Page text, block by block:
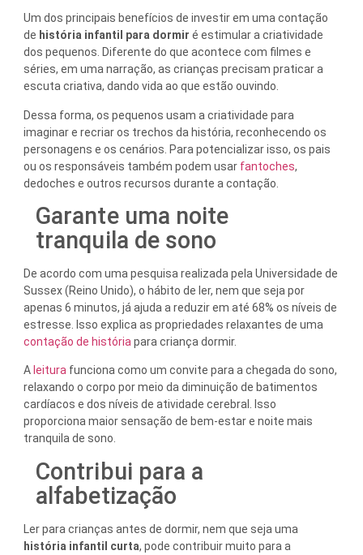
Um dos principais benefícios de investir em uma contação
de história infantil para dormir é estimular a criatividade
dos pequenos. Diferente do que acontece com filmes e
séries, em uma narração, as crianças precisam praticar a
escuta criativa, dando vida ao que estão ouvindo.
Dessa forma, os pequenos usam a criatividade para
imaginar e recriar os trechos da história, reconhecendo os
personagens e os cenários. Para potencializar isso, os pais
ou os responsáveis também podem usar fantoches,
dedoches e outros recursos durante a contação.
Garante uma noite
tranquila de sono
De acordo com uma pesquisa realizada pela Universidade de
Sussex (Reino Unido), o hábito de ler, nem que seja por
apenas 6 minutos, já ajuda a reduzir em até 68% os níveis de
estresse. Isso explica as propriedades relaxantes de uma
contação de história para criança dormir.
A leitura funciona como um convite para a chegada do sono,
relaxando o corpo por meio da diminuição de batimentos
cardíacos e dos níveis de atividade cerebral. Isso
proporciona maior sensação de bem-estar e noite mais
tranquila de sono.
Contribui para a
alfabetização
Ler para crianças antes de dormir, nem que seja uma
história infantil curta, pode contribuir muito para a